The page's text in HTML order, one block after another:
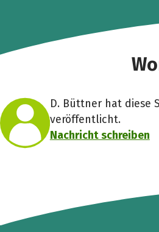
D. Büttner hat diese
veröffentlicht.
Nachricht schreiben